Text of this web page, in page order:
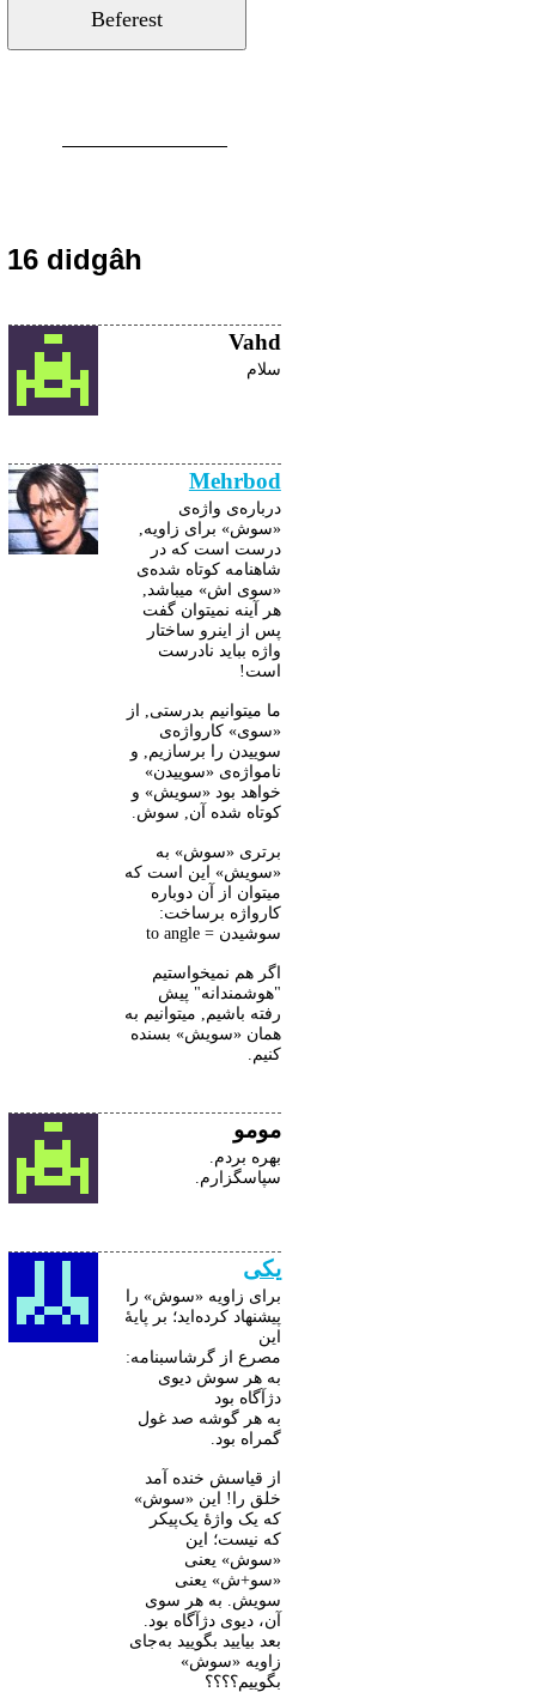
16 didgâh
Vahd
سلام
Mehrbod
درباره‌ی واژه‌ی
«سوش» برای زاویه,
درست است که در
شاهنامه کوتاه شده‌ی
«سوی اش» میباشد,
هر آینه نمیتوان گفت
پس از اینرو ساختار
واژه بباید نادرست
است!
ما میتوانیم بدرستی, از
«سوی» کارواژه‌ی
سوییدن را برسازیم, و
نامواژه‌ی «سوییدن»
خواهد بود «سویش» و
کوتاه شده آن, سوش.
برتری «سوش» به
«سویش» این است که
میتوان از آن دوباره
کارواژه برساخت:
سوشیدن = to angle
اگر هم نمیخواستیم
"هوشمندانه" پیش
رفته باشیم, میتوانیم به
همان «سویش» بسنده
کنیم.
مومو
بهره بردم.
سپاسگزارم.
یکی
برای زاویه «سوش» را
پیشنهاد کرده‌اید؛ بر پایۀ
این
مصرع از گرشاسبنامه:
به هر سوش دیوی
دژآگاه بود
به هر گوشه صد غول
گمراه بود.
از قیاسش خنده آمد
خلق را! این «سوش»
که یک واژۀ یک‌پیکر
که نیست؛ این
«سوش» یعنی
«سو+ش» یعنی
سویش. به هر سوی
آن، دیوی دژآگاه بود.
بعد بیایید بگویید به‌جای
زاویه «سوش»
بگوییم؟؟؟؟